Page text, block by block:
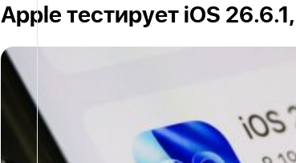
Apple тестирует iOS